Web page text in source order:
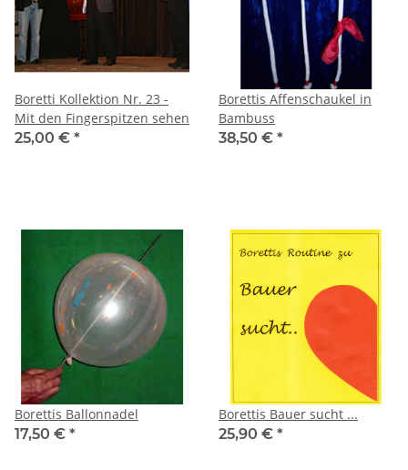
Boretti Kollektion Nr. 23 -
Mit den Fingerspitzen sehen
25,00 € *
Borettis Affenschaukel in
Bambuss
38,50 € *
Borettis Ballonnadel
17,50 € *
Borettis Bauer sucht ...
25,90 € *